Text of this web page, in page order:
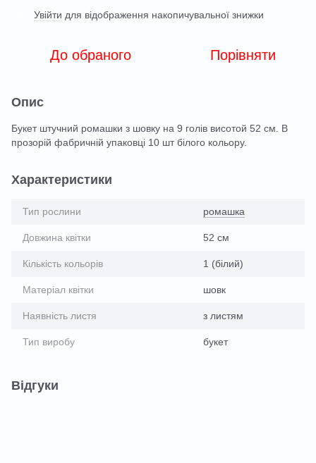
Увійти для відображення накопичувальної знижки
До обраного Порівняти
Опис
Букет штучний ромашки з шовку на 9 голів висотой 52 см. В
прозорій фабричній упаковці 10 шт білого кольору.
Характеристики
Тип рослини ромашка
Довжина квітки 52 см
Кількість кольорів 1 (білий)
Матеріал квітки шовк
Наявність листя з листям
Тип виробу букет
Відгуки